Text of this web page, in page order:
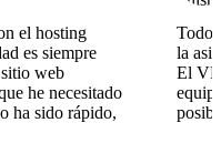
el hosting
es siempre
web
he necesitado
ha sido rápido,
Todo
la
El